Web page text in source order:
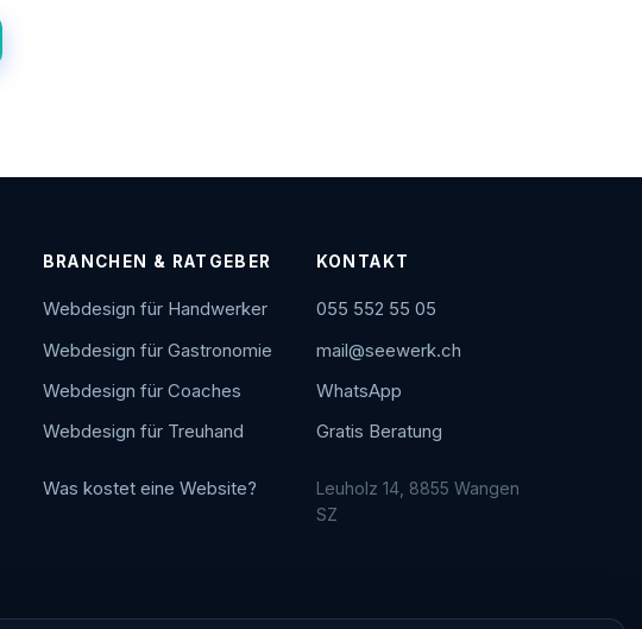
BRANCHEN & RATGEBER
Webdesign für Handwerker
Webdesign für Gastronomie
Webdesign für Coaches
Webdesign für Treuhand
Was kostet eine Website?
KONTAKT
055 552 55 05
mail@seewerk.ch
WhatsApp
Gratis Beratung
Leuholz 14, 8855 Wangen
SZ